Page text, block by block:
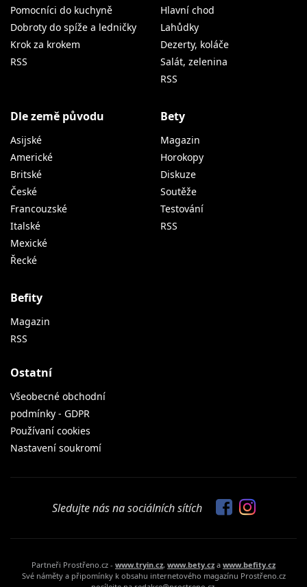
Pomocníci do kuchyně
Dobroty do spíže a ledničky
Krok za krokem
RSS
Hlavní chod
Lahůdky
Dezerty, koláče
Salát, zelenina
RSS
Dle země původu
Asijské
Americké
Britské
České
Francouzské
Italské
Mexické
Řecké
Bety
Magazin
Horokopy
Diskuze
Soutěže
Testování
RSS
Befity
Magazin
RSS
Ostatní
Všeobecné obchodní
podmínky - GDPR
Používaní cookies
Nastavení soukromí
Sledujte nás na sociálních sítích
Partneři Prostřeno.cz - www.tryin.cz, www.bety.cz a www.befity.cz
Své náměty a připomínky k obsahu internetového magazínu Prostřeno.cz